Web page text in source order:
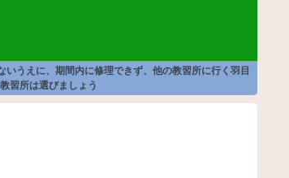
うえに、期間内に修理できず、他の教習所に行く羽目
習所は選びましょう